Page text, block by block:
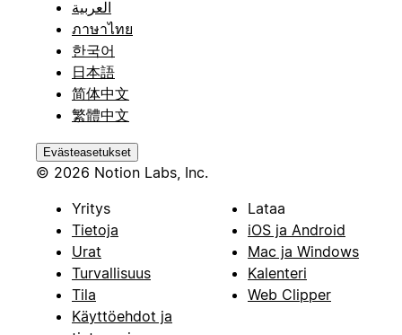
العربية
ภาษาไทย
한국어
日本語
简体中文
繁體中文
Evästeasetukset
© 2026 Notion Labs, Inc.
Yritys
Tietoja
Urat
Turvallisuus
Tila
Käyttöehdot ja
Lataa
iOS ja Android
Mac ja Windows
Kalenteri
Web Clipper